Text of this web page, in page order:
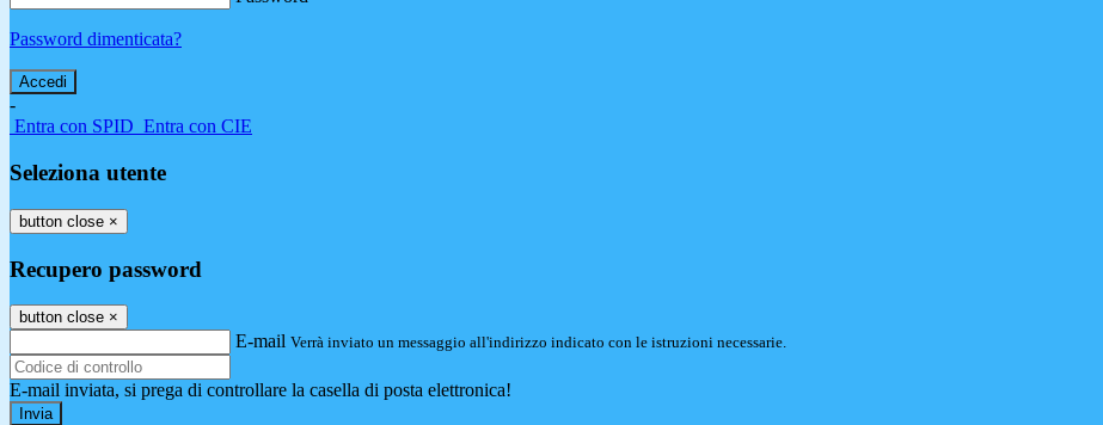
Password dimenticata?
-
Entra con SPID Entra con CIE
Seleziona utente
button close ×
Recupero password
button close ×
E-mail Verrà inviato un messaggio all'indirizzo indicato con le istruzioni necessarie.
E-mail inviata, si prega di controllare la casella di posta elettronica!